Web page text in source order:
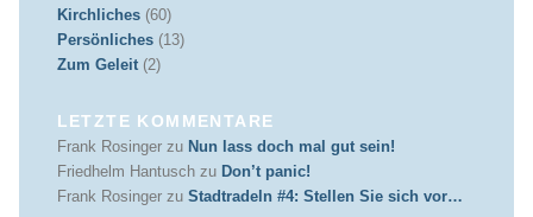
Kirchliches(60)
Persönliches(13)
Zum Geleit(2)
LETZTE KOMMENTARE
Frank Rosingerzu Nun lass doch mal gut sein!
Friedhelm Hantuschzu Don’t panic!
Frank Rosingerzu Stadtradeln #4: Stellen Sie sich vor…